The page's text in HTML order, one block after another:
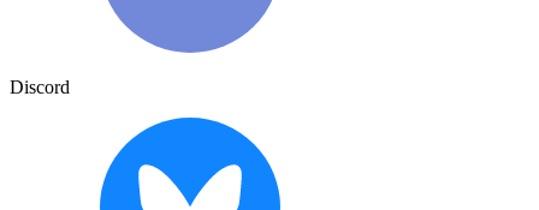
Discord